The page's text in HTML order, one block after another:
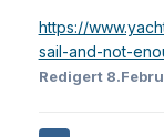
https://
sail-and-not-
Redigert